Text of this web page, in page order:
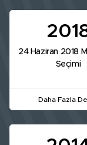
24 Haziran 2018
Seçimi
Daha Fazla